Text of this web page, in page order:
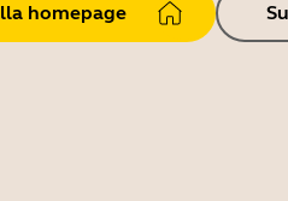
homepage